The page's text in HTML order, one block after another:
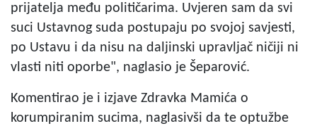
prijatelja među političarima. Uvjeren sam da svi
suci Ustavnog suda postupaju po svojoj savjesti,
po Ustavu i da nisu na daljinski upravljač ničiji ni
vlasti niti oporbe", naglasio je Šeparović.
Komentirao je i izjave Zdravka Mamića o
korumpiranim sucima, naglasivši da te optužbe